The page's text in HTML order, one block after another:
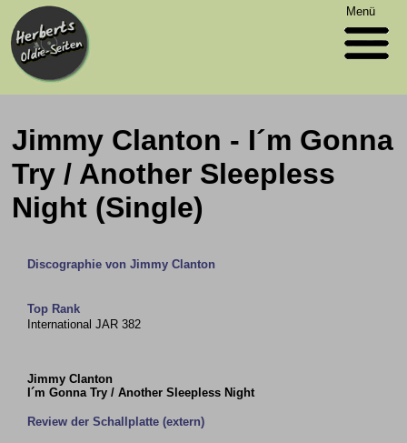
Menü
Jimmy Clanton - I´m Gonna
Try / Another Sleepless
Night (Single)
Discographie von Jimmy Clanton
Top Rank
International JAR 382
Jimmy Clanton
I´m Gonna Try / Another Sleepless Night
Review der Schallplatte (extern)